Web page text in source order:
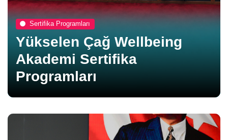
Sertifika Programları
Yükselen Çağ Wellbeing
Akademi Sertifika
Programları